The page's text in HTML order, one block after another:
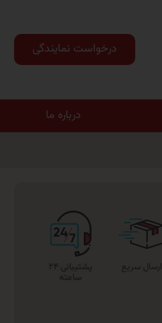
درخواست نمایندگی
درباره ما
ارسال سریع پشتیبانی ۲۴
ساعته